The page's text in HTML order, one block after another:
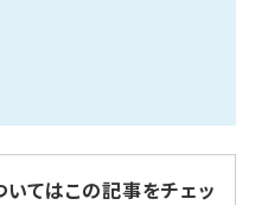
てはこの記事をチェッ